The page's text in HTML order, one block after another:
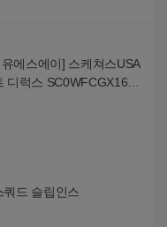
에스에이] 스케쳐스USA
럭스 SC0WFCGX161
드 슬립인스